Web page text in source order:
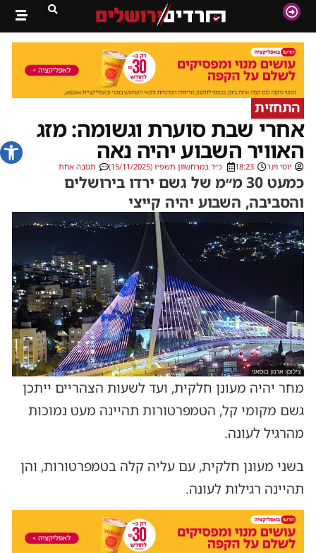
פתח
התחזית
אחרי שבת סוערת וגשומה: מזג
האוויר השבוע יהיה נאה
יוסי וינר 18:23 כ״ד במרחשוון תשפ״ו (15/11/2025) תגובה אחת
כמעט 30 מ״מ של גשם ירדו בירושלים
והסביבה, השבוע יהיה קייצי
מחר יהיה מעונן חלקית, ועד לשעות הצהריים ייתכן
גשם מקומי קל, הטמפרטורות תהיינה מעט נמוכות
מהרגיל לעונה.
בשני מעונן חלקית, עם עליה קלה בטמפרטורות, והן
תהיינה רגילות לעונה.